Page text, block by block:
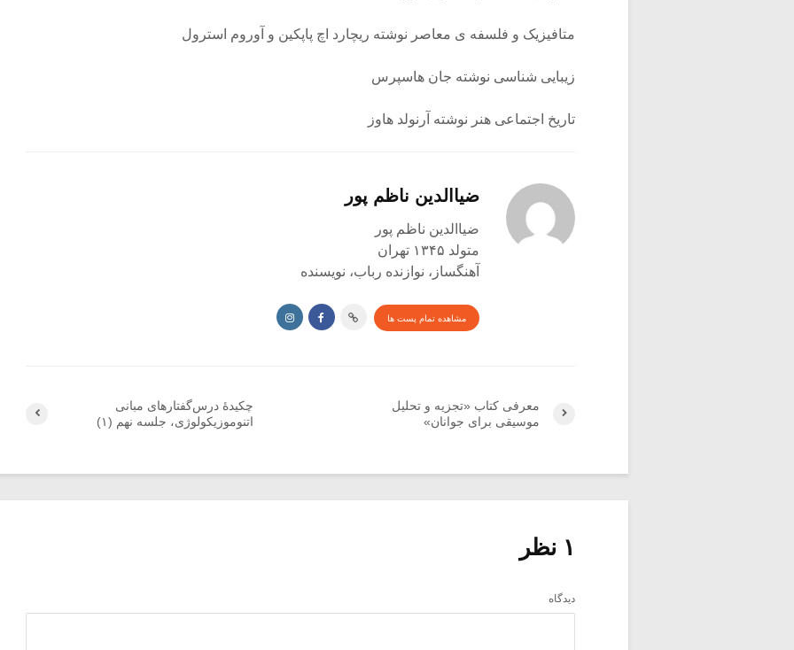
متافیزیک و فلسفه ی معاصر نوشته ریچارد اچ پاپکین و آوروم استرول
زیبایی شناسی نوشته جان هاسپرس
تاریخ اجتماعی هنر نوشته آرنولد هاوز
ضیاالدین ناظم پور
ضیاالدین ناظم پور
متولد ۱۳۴۵ تهران
آهنگساز، نوازنده رباب، نویسنده
مشاهده تمام پست ها
چکیدۀ درس‌گفتارهای مبانی
اتنوموزیکولوژی، جلسه نهم (۱)
معرفی کتاب «تجزیه و تحلیل
موسیقی برای جوانان»
۱ نظر
دیدگاه